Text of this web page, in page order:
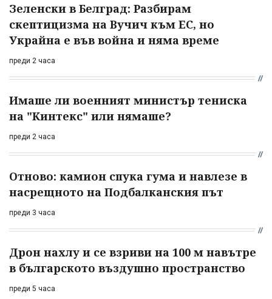
Зеленски в Белград: Разбирам
скептицизма на Вучич към ЕС, но
Украйна е във война и няма време
преди 2 часа
Имаше ли военният министър тениска
на "Кинтекс" или нямаше?
преди 2 часа
Отново: камион спука гума и навлезе в
насрещното на Подбалканския път
преди 3 часа
Дрон нахлу и се взриви на 100 м навътре
в българското въздушно пространство
преди 5 часа